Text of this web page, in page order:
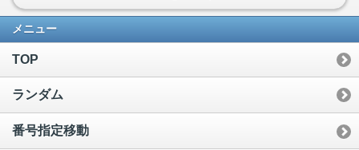
メニュー
TOP
ランダム
番号指定移動